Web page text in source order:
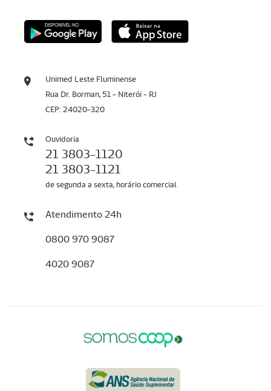
Unimed Leste Fluminense
Rua Dr. Borman, 51 - Niterói - RJ
CEP: 24020-320
Ouvidoria
21 3803-1120
21 3803-1121
de segunda a sexta, horário comercial
Atendimento 24h
0800 970 9087
4020 9087